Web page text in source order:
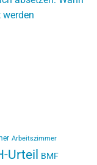
Arbeitszimmer
Urteil BMF